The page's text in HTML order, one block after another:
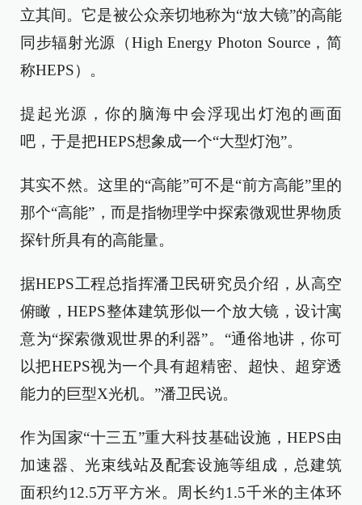
立其间。它是被公众亲切地称为“放大镜”的高能
同步辐射光源（High Energy Photon Source，简
称HEPS）。
提起光源，你的脑海中会浮现出灯泡的画面
吧，于是把HEPS想象成一个“大型灯泡”。
其实不然。这里的“高能”可不是“前方高能”里的
那个“高能”，而是指物理学中探索微观世界物质
探针所具有的高能量。
据HEPS工程总指挥潘卫民研究员介绍，从高空
俯瞰，HEPS整体建筑形似一个放大镜，设计寓
意为“探索微观世界的利器”。“通俗地讲，你可
以把HEPS视为一个具有超精密、超快、超穿透
能力的巨型X光机。”潘卫民说。
作为国家“十三五”重大科技基础设施，HEPS由
加速器、光束线站及配套设施等组成，总建筑
面积约12.5万平方米。周长约1.5千米的主体环